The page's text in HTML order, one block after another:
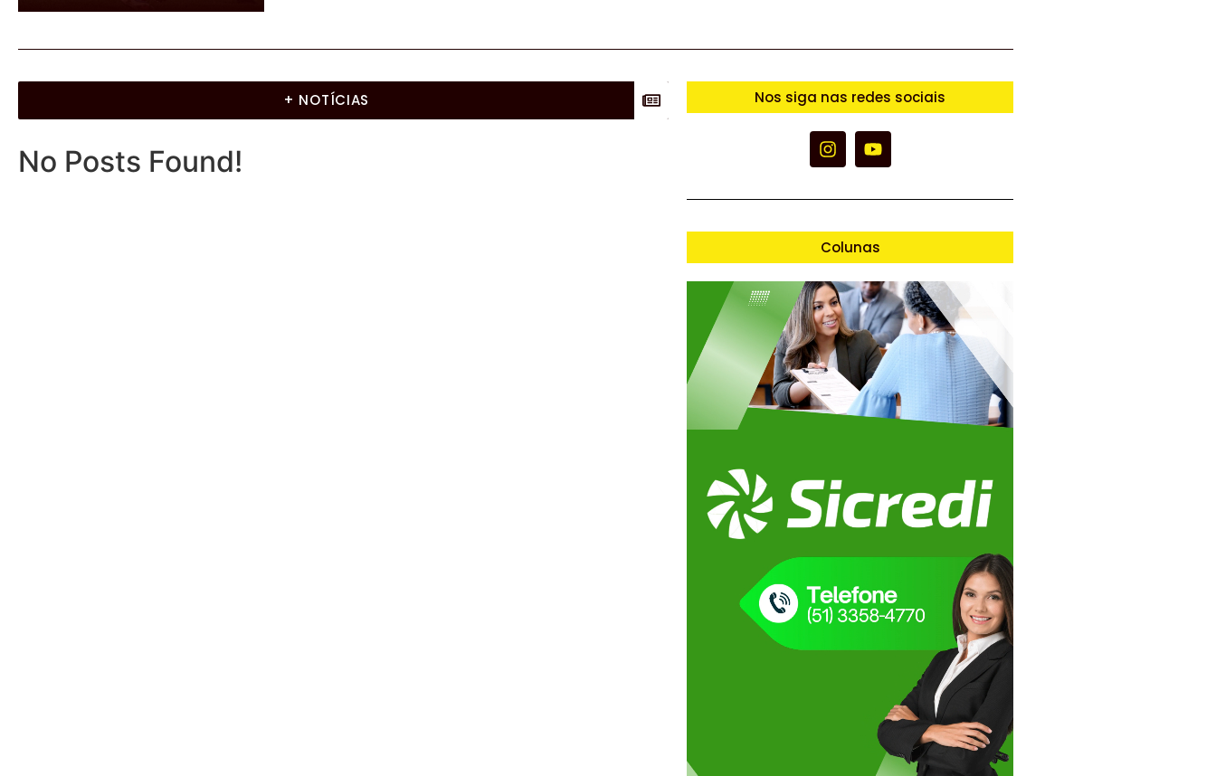
+ NOTÍCIAS
No Posts Found!
Nos siga nas redes sociais
Colunas